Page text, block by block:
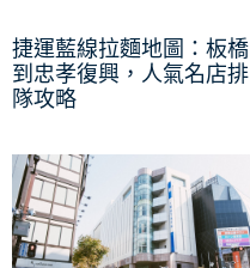
捷運藍線拉麵地圖：板橋
到忠孝復興，人氣名店排
隊攻略